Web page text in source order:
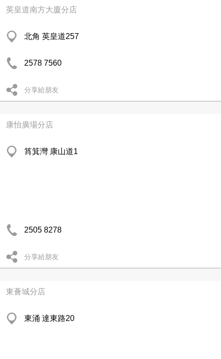
英皇道南方大廈分店
北角 英皇道257
2578 7560
分享給朋友
康怡廣場分店
筲箕灣 康山道1
2505 8278
分享給朋友
東薈城分店
東涌 達東路20